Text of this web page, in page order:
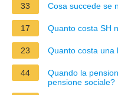
33 Cosa succede se
17 Quanto costa SH
23 Quanto costa una
44
Quando la
pensione sociale?